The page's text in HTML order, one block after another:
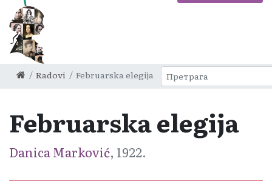
Radovi Februarska elegija
Februarska elegija
Danica Marković, 1922.